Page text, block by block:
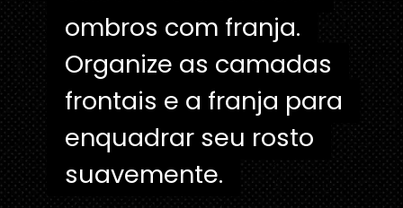
ombros com franja.
Organize as camadas
frontais e a franja para
enquadrar seu rosto
suavemente.
ombros com franja.
Organize as camadas
frontais e a franja para
enquadrar seu rosto